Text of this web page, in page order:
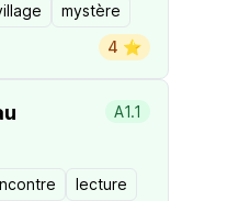
mystère
4 ⭐️
A1.1
lecture